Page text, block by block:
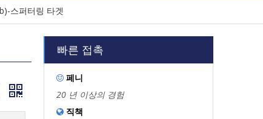
스퍼터링 타겟
빠른 접촉
 페니
20 년 이상의 경험
 직책